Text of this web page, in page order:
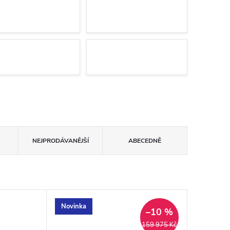
NEJPRODÁVANĚJŠÍ ABECEDNĚ
Novinka
159 975 Kč
–10 %